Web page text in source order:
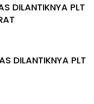
DILANTIKNYA PLT
DILANTIKNYA PLT